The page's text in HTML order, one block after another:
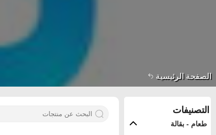
الصفحة الرئيسية
التصنيفات
طعام - بقالة